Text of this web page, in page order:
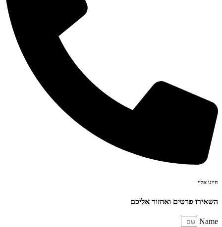
חייגו אליי
השאירו פרטים ואחזור אליכם
Name